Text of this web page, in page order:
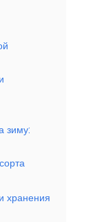
зиму:
хранения